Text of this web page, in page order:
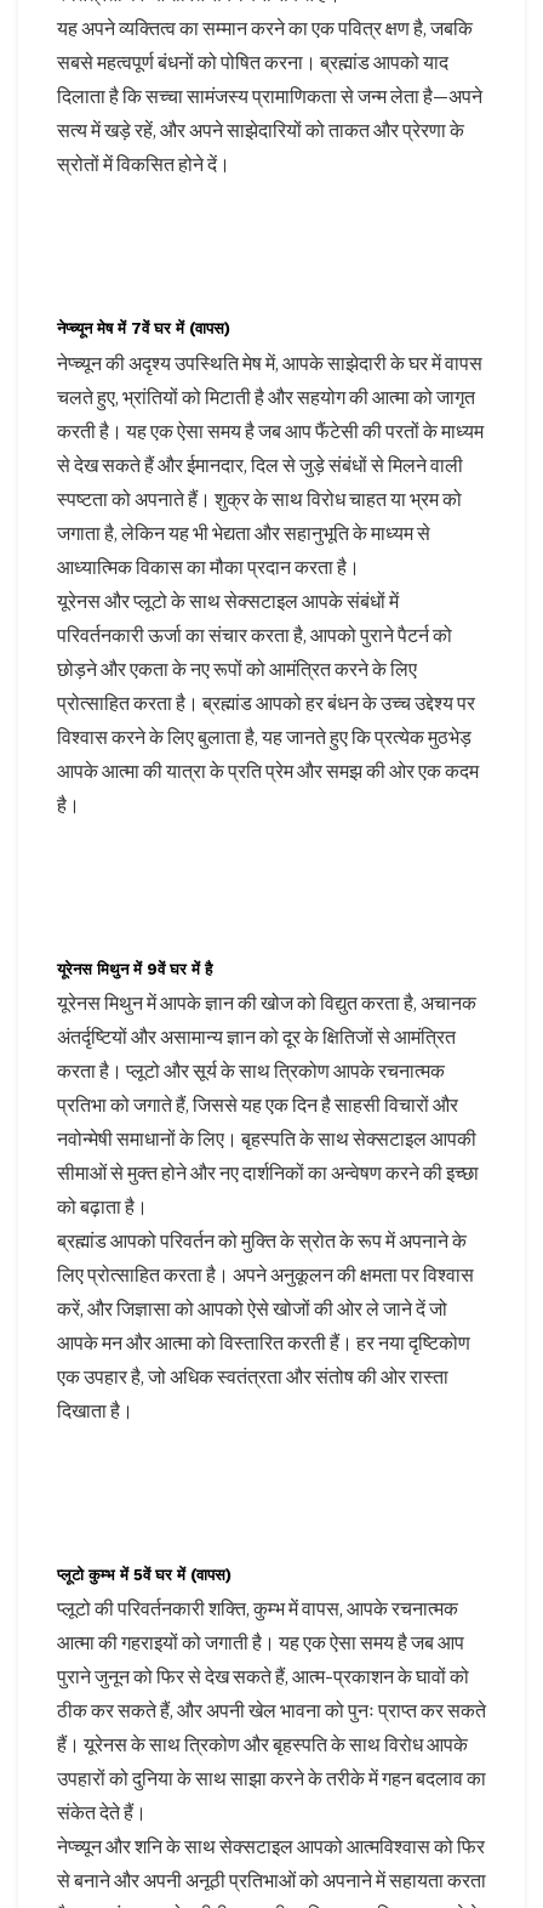
यह अपने व्यक्तित्व का सम्मान करने का एक पवित्र क्षण है, जबकि
सबसे महत्वपूर्ण बंधनों को पोषित करना। ब्रह्मांड आपको याद
दिलाता है कि सच्चा सामंजस्य प्रामाणिकता से जन्म लेता है—अपने
सत्य में खड़े रहें, और अपने साझेदारियों को ताकत और प्रेरणा के
स्रोतों में विकसित होने दें।
नेप्च्यून मेष में 7वें घर में (वापस)
नेप्च्यून की अदृश्य उपस्थिति मेष में, आपके साझेदारी के घर में वापस
चलते हुए, भ्रांतियों को मिटाती है और सहयोग की आत्मा को जागृत
करती है। यह एक ऐसा समय है जब आप फैंटेसी की परतों के माध्यम
से देख सकते हैं और ईमानदार, दिल से जुड़े संबंधों से मिलने वाली
स्पष्टता को अपनाते हैं। शुक्र के साथ विरोध चाहत या भ्रम को
जगाता है, लेकिन यह भी भेद्यता और सहानुभूति के माध्यम से
आध्यात्मिक विकास का मौका प्रदान करता है।
यूरेनस और प्लूटो के साथ सेक्सटाइल आपके संबंधों में
परिवर्तनकारी ऊर्जा का संचार करता है, आपको पुराने पैटर्न को
छोड़ने और एकता के नए रूपों को आमंत्रित करने के लिए
प्रोत्साहित करता है। ब्रह्मांड आपको हर बंधन के उच्च उद्देश्य पर
विश्वास करने के लिए बुलाता है, यह जानते हुए कि प्रत्येक मुठभेड़
आपके आत्मा की यात्रा के प्रति प्रेम और समझ की ओर एक कदम
है।
यूरेनस मिथुन में 9वें घर में है
यूरेनस मिथुन में आपके ज्ञान की खोज को विद्युत करता है, अचानक
अंतर्दृष्टियों और असामान्य ज्ञान को दूर के क्षितिजों से आमंत्रित
करता है। प्लूटो और सूर्य के साथ त्रिकोण आपके रचनात्मक
प्रतिभा को जगाते हैं, जिससे यह एक दिन है साहसी विचारों और
नवोन्मेषी समाधानों के लिए। बृहस्पति के साथ सेक्सटाइल आपकी
सीमाओं से मुक्त होने और नए दार्शनिकों का अन्वेषण करने की इच्छा
को बढ़ाता है।
ब्रह्मांड आपको परिवर्तन को मुक्ति के स्रोत के रूप में अपनाने के
लिए प्रोत्साहित करता है। अपने अनुकूलन की क्षमता पर विश्वास
करें, और जिज्ञासा को आपको ऐसे खोजों की ओर ले जाने दें जो
आपके मन और आत्मा को विस्तारित करती हैं। हर नया दृष्टिकोण
एक उपहार है, जो अधिक स्वतंत्रता और संतोष की ओर रास्ता
दिखाता है।
प्लूटो कुम्भ में 5वें घर में (वापस)
प्लूटो की परिवर्तनकारी शक्ति, कुम्भ में वापस, आपके रचनात्मक
आत्मा की गहराइयों को जगाती है। यह एक ऐसा समय है जब आप
पुराने जुनून को फिर से देख सकते हैं, आत्म-प्रकाशन के घावों को
ठीक कर सकते हैं, और अपनी खेल भावना को पुनः प्राप्त कर सकते
हैं। यूरेनस के साथ त्रिकोण और बृहस्पति के साथ विरोध आपके
उपहारों को दुनिया के साथ साझा करने के तरीके में गहन बदलाव का
संकेत देते हैं।
नेप्च्यून और शनि के साथ सेक्सटाइल आपको आत्मविश्वास को फिर
से बनाने और अपनी अनूठी प्रतिभाओं को अपनाने में सहायता करता